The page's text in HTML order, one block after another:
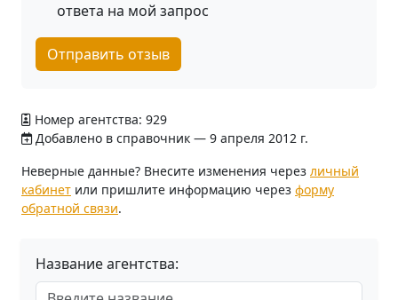
ответа на мой запрос
Отправить отзыв
Номер агентства: 929
Добавлено в справочник — 9 апреля 2012 г.
Неверные данные? Внесите изменения через личный
кабинет или пришлите информацию через форму
обратной связи.
Название агентства: